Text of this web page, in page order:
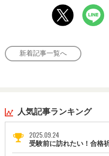
新着記事一覧へ
人気記事ランキング
2025.09.24
受験前に訪れたい！合格